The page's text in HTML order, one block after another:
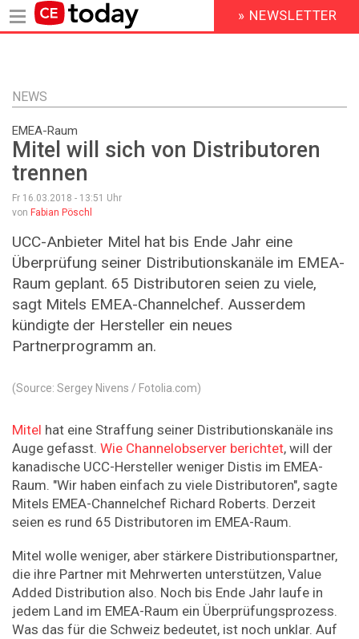
Inhalt
HEADER
MENU
» NEWSLETTER
NEWS
EMEA-Raum
Mitel will sich von Distributoren
trennen
Fr 16.03.2018 - 13:51 Uhr
von Fabian Pöschl
UCC-Anbieter Mitel hat bis Ende Jahr eine
Überprüfung seiner Distributionskanäle im EMEA-
Raum geplant. 65 Distributoren seien zu viele,
sagt Mitels EMEA-Channelchef. Ausserdem
kündigte der Hersteller ein neues
Partnerprogramm an.
(Source: Sergey Nivens / Fotolia.com)
Mitel hat eine Straffung seiner Distributionskanäle ins
Auge gefasst. Wie Channelobserver berichtet, will der
kanadische UCC-Hersteller weniger Distis im EMEA-
Raum. "Wir haben einfach zu viele Distributoren", sagte
Mitels EMEA-Channelchef Richard Roberts. Derzeit
seien es rund 65 Distributoren im EMEA-Raum.
Mitel wolle weniger, aber stärkere Distributionspartner,
die ihre Partner mit Mehrwerten unterstützen, Value
Added Distribution also. Noch bis Ende Jahr laufe in
jedem Land im EMEA-Raum ein Überprüfungsprozess.
Was das für die Schweiz bedeutet, ist noch unklar. Auf